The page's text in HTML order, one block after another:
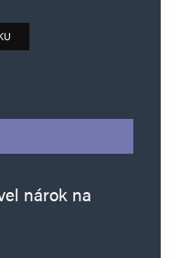
nárok na